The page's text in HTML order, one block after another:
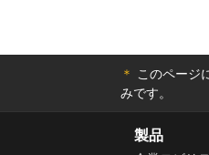
＊ このページ
みです。
製品